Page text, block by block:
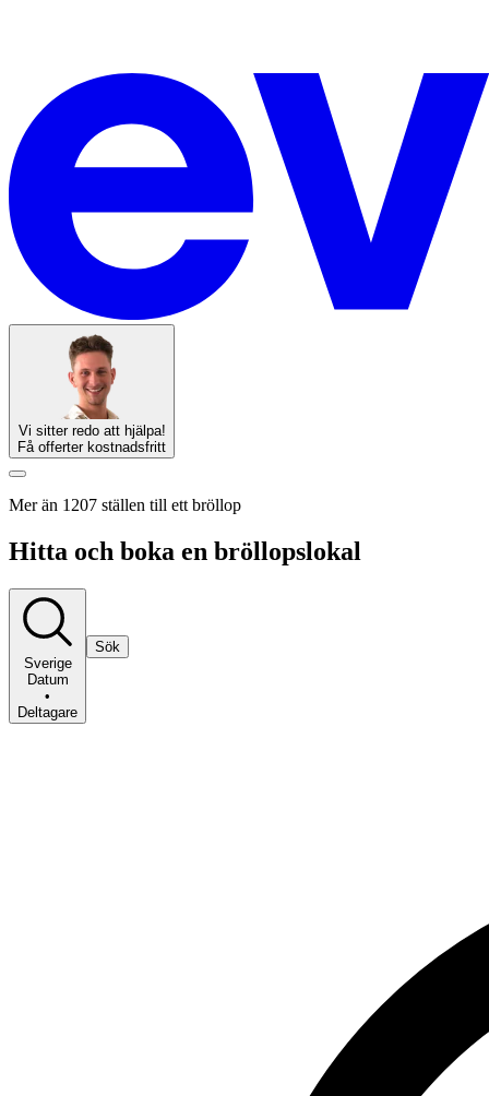
Vi sitter redo att hjälpa!
Få offerter kostnadsfritt
Mer än 1207 ställen till ett bröllop
Hitta och boka en bröllopslokal
Sverige
Datum
•
Deltagare
Sök